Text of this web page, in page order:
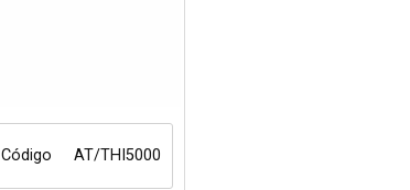
Código AT/THI5000